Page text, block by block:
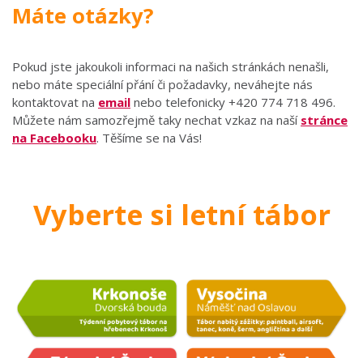
Máte otázky?
Pokud jste jakoukoli informaci na našich stránkách nenašli,
nebo máte speciální přání či požadavky, neváhejte nás
kontaktovat na email nebo telefonicky +420 774 718 496.
Můžete nám samozřejmě taky nechat vzkaz na naší stránce
na Facebooku. Těšíme se na Vás!
Vyberte si letní tábor